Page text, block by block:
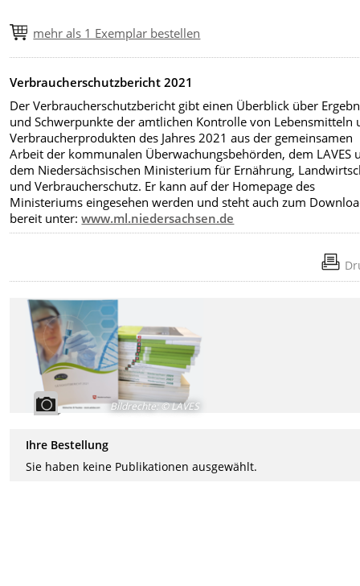
mehr als 1 Exemplar bestellen
Verbraucherschutzbericht 2021
Der Verbraucherschutzbericht gibt einen Überblick über
und Schwerpunkte der amtlichen Kontrolle von Lebensmitteln
Verbraucherprodukten des Jahres 2021 aus der gemeinsamen
Arbeit der kommunalen Überwachungsbehörden, dem LAVES
dem Niedersächsischen Ministerium für Ernährung,
und Verbraucherschutz. Er kann auf der Homepage des
Ministeriums eingesehen werden und steht auch zum
bereit unter:www.ml.niedersachsen.de
Bildrechte:© LAVES
Ihre Bestellung
Sie haben keine Publikationen ausgewählt.